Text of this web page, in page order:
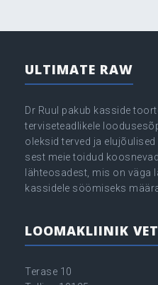
ULTIMATE RAW
Dr Ruul pakub kasside
terviseteadlikele
oleksid terved ja elujõulised
sest meie toidud
lähteosadest, mis on väga
kassidele söömiseks
LOOMAKLIINIK
Terase 10